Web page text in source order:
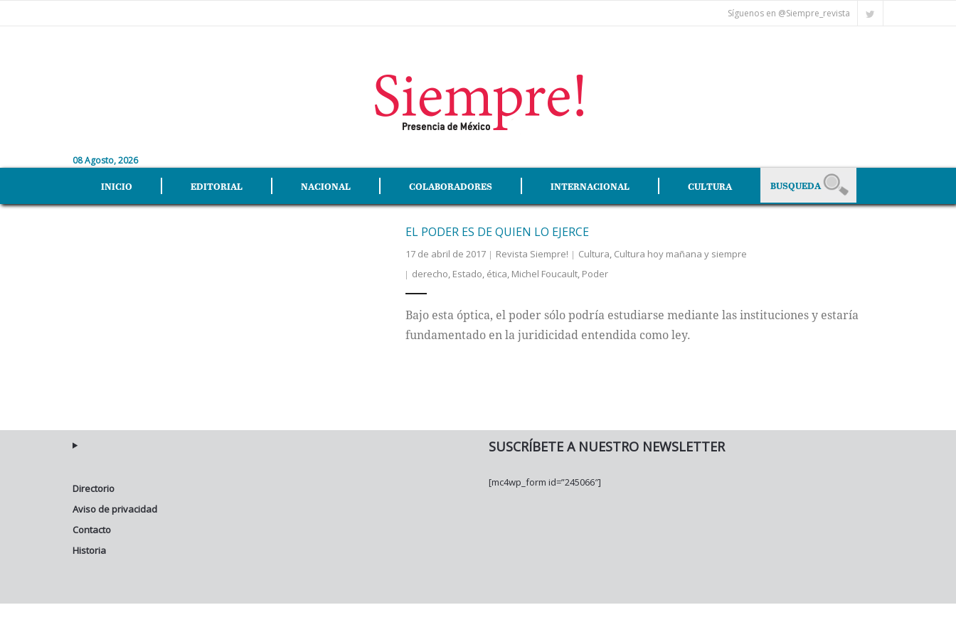
Síguenos en @Siempre_revista
08 Agosto, 2026
INICIO EDITORIAL NACIONAL COLABORADORES INTERNACIONAL CULTURA
EL PODER ES DE QUIEN LO EJERCE
17 de abril de 2017 Revista Siempre! Cultura, Cultura hoy mañana y siempre
derecho, Estado, ética, Michel Foucault, Poder
Bajo esta óptica, el poder sólo podría estudiarse mediante las instituciones y estaría
fundamentado en la juridicidad entendida como ley.
Directorio
Aviso de privacidad
Contacto
Historia
SUSCRÍBETE A NUESTRO NEWSLETTER
[mc4wp_form id=”245066″]